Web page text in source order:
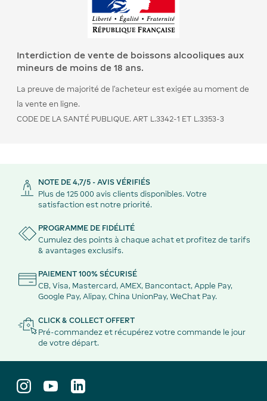
Interdiction de vente de boissons alcooliques aux
mineurs de moins de 18 ans.
La preuve de majorité de l’acheteur est exigée au moment de
la vente en ligne.
CODE DE LA SANTÉ PUBLIQUE. ART L.3342-1 ET L.3353-3
NOTE DE 4,7/5 - AVIS VÉRIFIÉS
Plus de 125 000 avis clients disponibles. Votre
satisfaction est notre priorité.
PROGRAMME DE FIDÉLITÉ
Cumulez des points à chaque achat et profitez de tarifs
& avantages exclusifs.
PAIEMENT 100% SÉCURISÉ
CB, Visa, Mastercard, AMEX, Bancontact, Apple Pay,
Google Pay, Alipay, China UnionPay, WeChat Pay.
CLICK & COLLECT OFFERT
Pré-commandez et récupérez votre commande le jour
de votre départ.